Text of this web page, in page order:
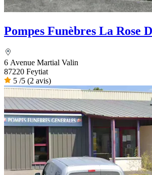
Pompes Funèbres La Rose
6 Avenue Martial Valin
87220 Feytiat
5 /5 (2 avis)